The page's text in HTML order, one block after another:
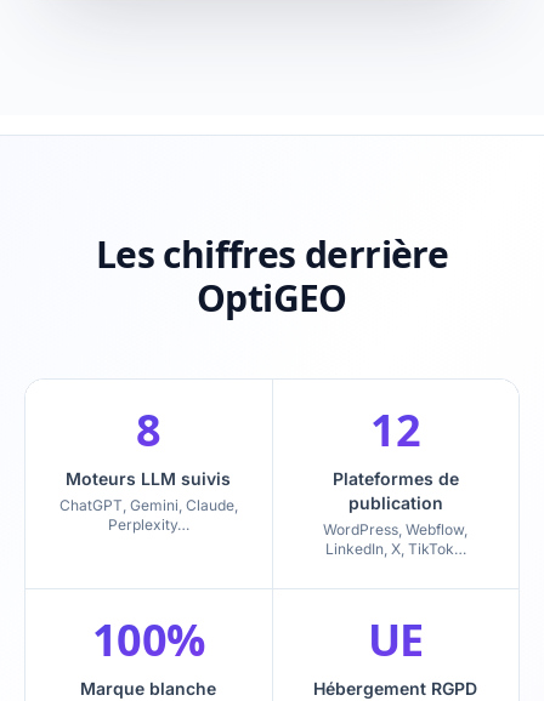
Les chiffres derrière
OptiGEO
8
Moteurs LLM suivis
ChatGPT, Gemini, Claude,
Perplexity…
12
Plateformes de
publication
WordPress, Webflow,
LinkedIn, X, TikTok…
100%
Marque blanche
UE
Hébergement RGPD